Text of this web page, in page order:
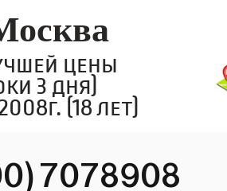
цены
3 дня)
(18 лет)